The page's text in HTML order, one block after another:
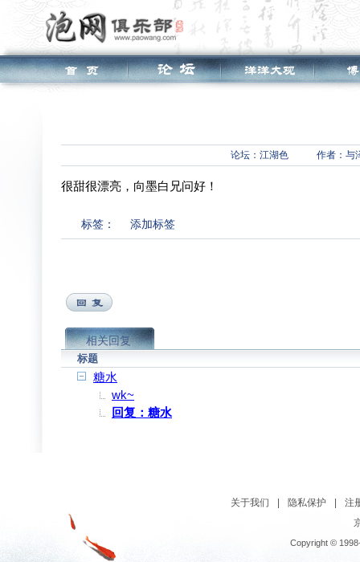
论坛： 江湖色 作者：与
很甜很漂亮，向墨白兄问好！
标签： 添加标签
相关回复
标题
糖水
wk~
回复：糖水
关于我们 隐私保护
注
Copyright ©